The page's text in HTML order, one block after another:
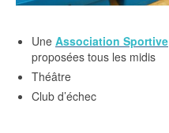
Une Association Sportive
proposées tous les midis
Théâtre
Club d’échec